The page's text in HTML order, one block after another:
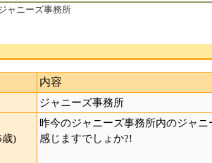
ャニーズ事務所
内容
ジャニーズ事務所
歳)
昨今のジャニーズ事務所内のジャ
感じますでしょか?!